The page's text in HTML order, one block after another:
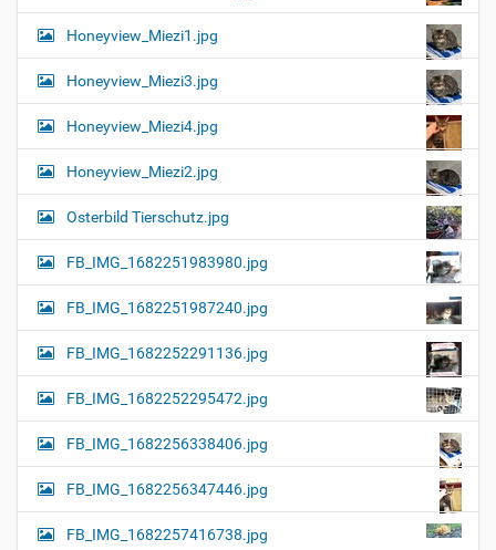
Honeyview_Miezi1.jpg
Honeyview_Miezi3.jpg
Honeyview_Miezi4.jpg
Honeyview_Miezi2.jpg
Osterbild Tierschutz.jpg
FB_IMG_1682251983980.jpg
FB_IMG_1682251987240.jpg
FB_IMG_1682252291136.jpg
FB_IMG_1682252295472.jpg
FB_IMG_1682256338406.jpg
FB_IMG_1682256347446.jpg
FB_IMG_1682257416738.jpg